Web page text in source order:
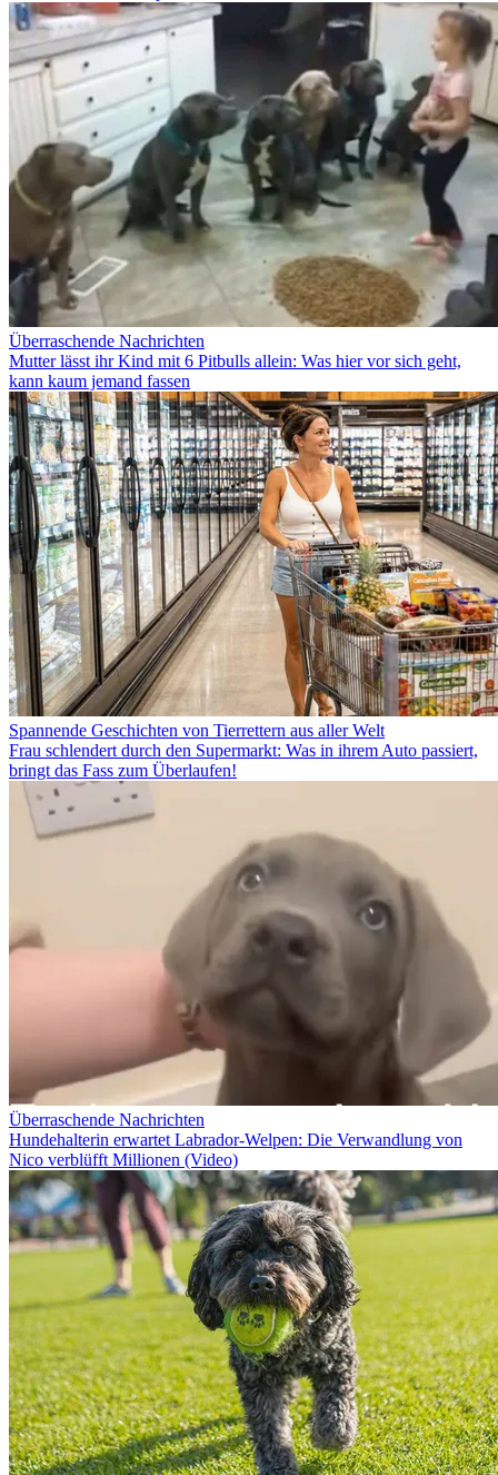
Überraschende Nachrichten
Mutter lässt ihr Kind mit 6 Pitbulls allein: Was hier vor sich geht,
kann kaum jemand fassen
Spannende Geschichten von Tierrettern aus aller Welt
Frau schlendert durch den Supermarkt: Was in ihrem Auto passiert,
bringt das Fass zum Überlaufen!
Überraschende Nachrichten
Hundehalterin erwartet Labrador-Welpen: Die Verwandlung von
Nico verblüfft Millionen (Video)